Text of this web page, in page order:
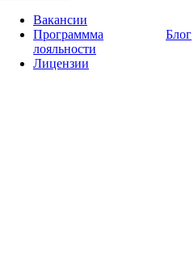
Вакансии
Программма
лояльности
Лицензии
Блог